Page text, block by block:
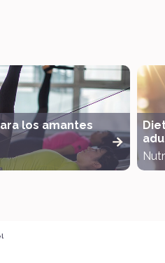
los amantes